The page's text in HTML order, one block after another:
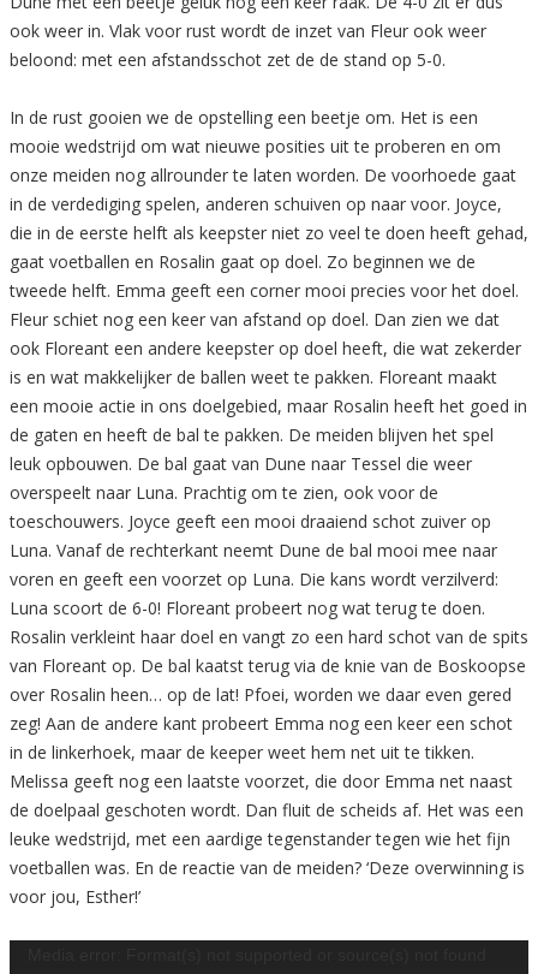
ook weer in. Vlak voor rust wordt de inzet van Fleur ook weer
beloond: met een afstandsschot zet de de stand op 5-0.
In de rust gooien we de opstelling een beetje om. Het is een
mooie wedstrijd om wat nieuwe posities uit te proberen en om
onze meiden nog allrounder te laten worden. De voorhoede gaat
in de verdediging spelen, anderen schuiven op naar voor. Joyce,
die in de eerste helft als keepster niet zo veel te doen heeft gehad,
gaat voetballen en Rosalin gaat op doel. Zo beginnen we de
tweede helft. Emma geeft een corner mooi precies voor het doel.
Fleur schiet nog een keer van afstand op doel. Dan zien we dat
ook Floreant een andere keepster op doel heeft, die wat zekerder
is en wat makkelijker de ballen weet te pakken. Floreant maakt
een mooie actie in ons doelgebied, maar Rosalin heeft het goed in
de gaten en heeft de bal te pakken. De meiden blijven het spel
leuk opbouwen. De bal gaat van Dune naar Tessel die weer
overspeelt naar Luna. Prachtig om te zien, ook voor de
toeschouwers. Joyce geeft een mooi draaiend schot zuiver op
Luna. Vanaf de rechterkant neemt Dune de bal mooi mee naar
voren en geeft een voorzet op Luna. Die kans wordt verzilverd:
Luna scoort de 6-0! Floreant probeert nog wat terug te doen.
Rosalin verkleint haar doel en vangt zo een hard schot van de spits
van Floreant op. De bal kaatst terug via de knie van de Boskoopse
over Rosalin heen… op de lat! Pfoei, worden we daar even gered
zeg! Aan de andere kant probeert Emma nog een keer een schot
in de linkerhoek, maar de keeper weet hem net uit te tikken.
Melissa geeft nog een laatste voorzet, die door Emma net naast
de doelpaal geschoten wordt. Dan fluit de scheids af. Het was een
leuke wedstrijd, met een aardige tegenstander tegen wie het fijn
voetballen was. En de reactie van de meiden? ‘Deze overwinning is
voor jou, Esther!’